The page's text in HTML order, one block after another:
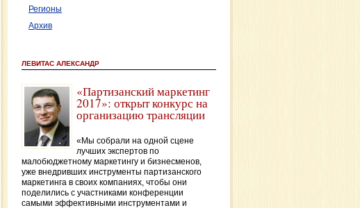
Регионы
Архив
ЛЕВИТАС АЛЕКСАНДР
«Партизанский маркетинг
2017»: открыт конкурс на
организацию трансляции
«Мы собрали на одной сцене
лучших экспертов по
малобюджетному маркетингу и бизнесменов,
уже внедривших инструменты партизанского
маркетинга в своих компаниях, чтобы они
поделились с участниками конференции
самыми эффективными инструментами и